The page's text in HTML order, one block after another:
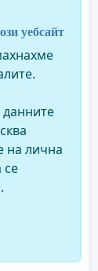
уебсайт
на лична